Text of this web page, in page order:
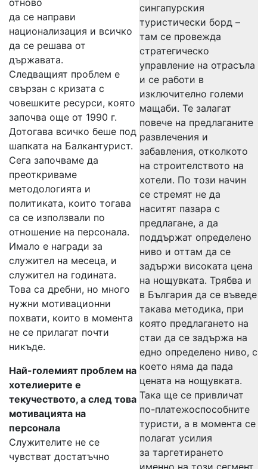
сингапурския
туристически борд –
там се провежда
стратегическо
управление на отрасъла
и се работи в
изключително големи
мащаби. Те залагат
повече на предлаганите
развлечения и
забавления, отколкото
на строителството на
хотели. По този начин
се стремят не да
наситят пазара с
предлагане, а да
поддържат определено
ниво и оттам да се
задържи високата цена
на нощувката. Трябва и
в България да се въведе
такава методика, при
която предлагането на
стаи да се задържа на
едно определено ниво, с
което няма да пада
цената на нощувката.
Така ще се привличат
по-платежоспособните
туристи, а в момента се
полагат усилия
за таргетирането
именно на този сегмент.
отново
да се направи
национализация и всичко
да се решава от
държавата.
Следващият проблем е
свързан с кризата с
човешките ресурси, която
започва още от 1990 г.
Дотогава всичко беше под
шапката на Балкантурист.
Сега започваме да
преоткриваме
методологията и
политиката, които тогава
са се използвали по
отношение на персонала.
Имало е награди за
служител на месеца, и
служител на годината.
Това са дребни, но много
нужни мотивационни
похвати, които в момента
не се прилагат почти
никъде.
Най-големият проблем на
хотелиерите е
текучеството, а след това
мотивацията на
персонала
Служителите не се
чувстват достатъчно